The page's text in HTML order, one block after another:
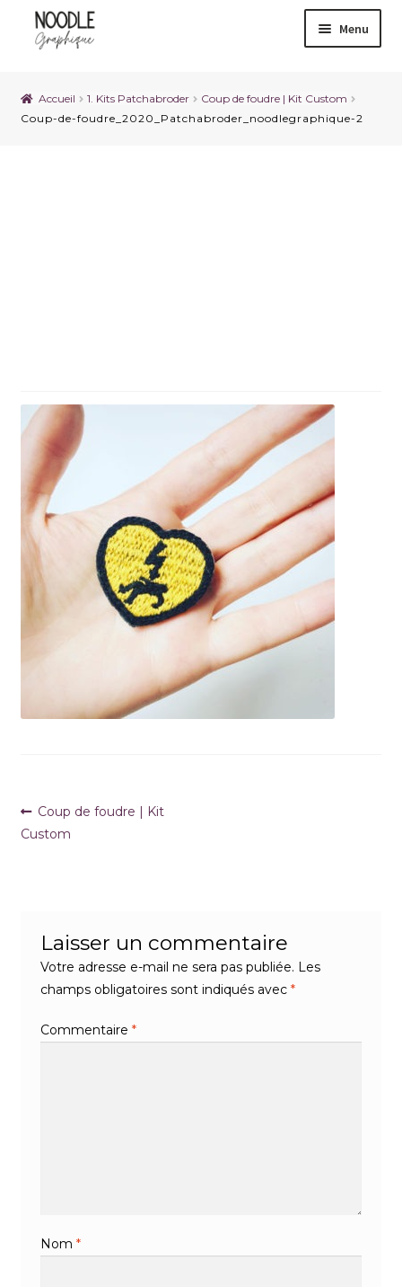
Menu
Accueil 1. Kits Patchabroder
Coup de foudre | Kit Custom
Coup-de-foudre_2020_Patchabroder_noodlegraphique-2
Navigation
de
Article
précédent :
Coup de foudre | Kit
Custom
Laisser un commentaire
Votre adresse e-mail ne sera pas publiée. Les
champs obligatoires sont indiqués avec*
Commentaire*
Nom*